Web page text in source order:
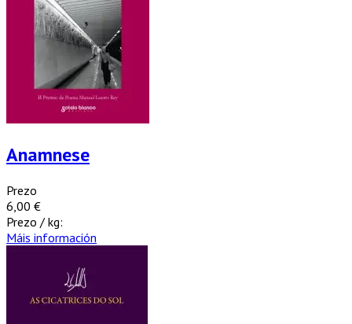
Anamnese
Prezo
6,00 €
Prezo / kg:
Máis información